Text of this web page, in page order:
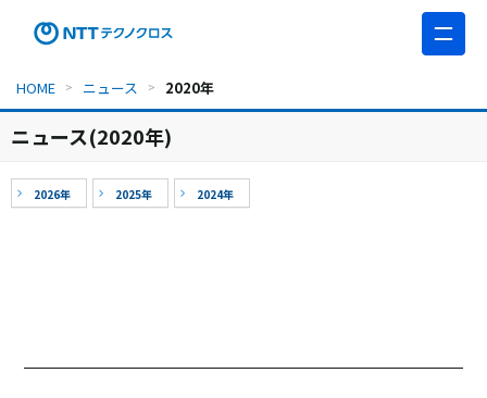
HOME ニュース 2020年
ニュース(2020年)
2026年 2025年 2024年